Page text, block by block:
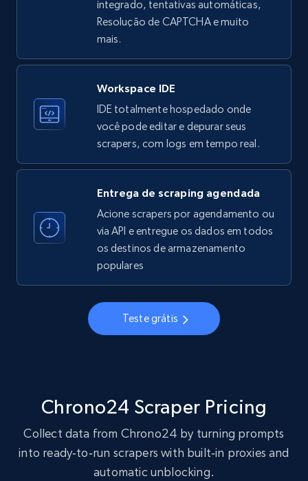
Instagram - Profiles - Collect profile
information by user name
Account, Fbid, ID, Followers, Posts count, Is
business account, Is professional account, Is
verified, and more.
22.3K+ 3.4K+ Comece grátis
Crunchbase companies information
Name, URL, ID, Cb rank, Region, About,
Industries, Operating status, and more.
1.6K+ Comece grátis
Name, URL, ID, Cb rank, Region, About,
Industries, Operating status, and more.
1.6K+ Comece grátis
integrado, tentativas automáticas,
Resolução de CAPTCHA e muito
mais.
Workspace IDE
IDE totalmente hospedado onde
você pode editar e depurar seus
scrapers, com logs em tempo real.
Entrega de scraping agendada
Acione scrapers por agendamento ou
via API e entregue os dados em todos
os destinos de armazenamento
populares
Teste grátis
Chrono24 Scraper Pricing
Collect data from Chrono24 by turning prompts
into ready‑to‑run scrapers with built‑in proxies and
automatic unblocking.